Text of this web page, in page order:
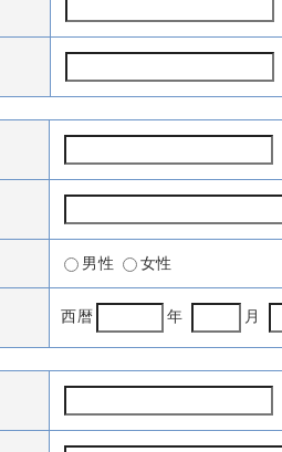
男性 女性
西暦 年 月